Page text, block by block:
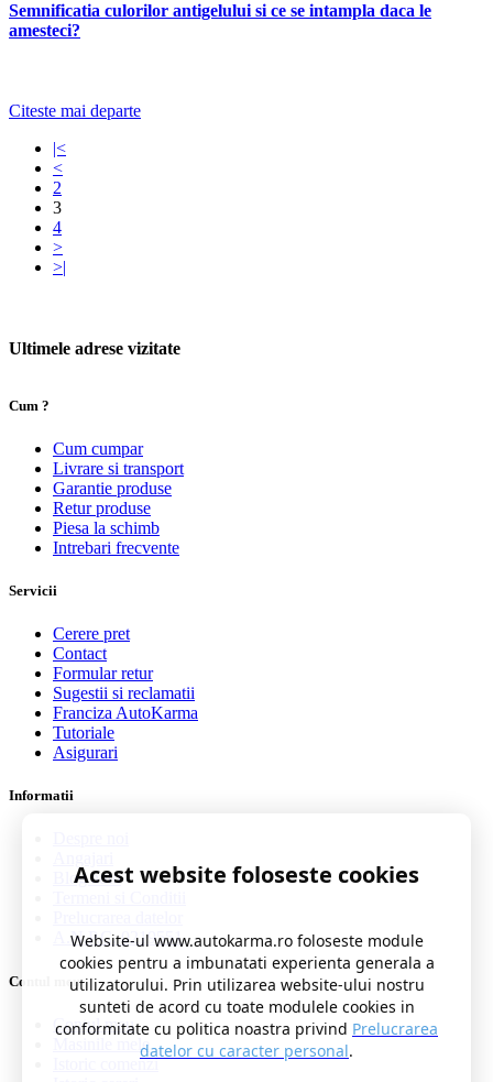
Semnificatia culorilor antigelului si ce se intampla daca le
amesteci?
Citeste mai departe
|<
<
2
3
4
>
>|
Ultimele adrese vizitate
Cum ?
Cum cumpar
Livrare si transport
Garantie produse
Retur produse
Piesa la schimb
Intrebari frecvente
Servicii
Cerere pret
Contact
Formular retur
Sugestii si reclamatii
Franciza AutoKarma
Tutoriale
Asigurari
Informatii
Blog auto
A.N.P.C. 0219551
Contul meu
Contul meu
Masinile mele
Istoric comenzi
Acest website foloseste cookies
Website-ul www.autokarma.ro foloseste module
cookies pentru a imbunatati experienta generala a
utilizatorului. Prin utilizarea website-ului nostru
sunteti de acord cu toate modulele cookies in
conformitate cu politica noastra privind Prelucrarea
datelor cu caracter personal.